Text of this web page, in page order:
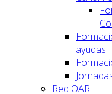
ayudas
Red OAR